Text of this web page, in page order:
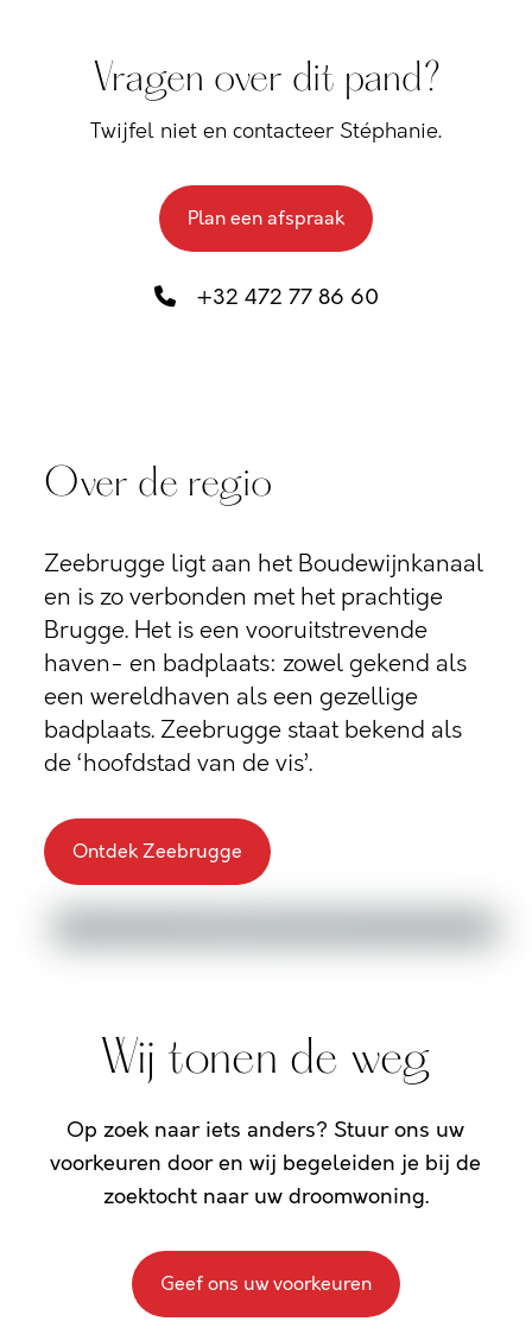
Vragen over dit pand?
Twijfel niet en contacteer Stéphanie.
Plan een afspraak
+32 472 77 86 60
Over de regio
Zeebrugge ligt aan het Boudewijnkanaal
en is zo verbonden met het prachtige
Brugge. Het is een vooruitstrevende
haven- en badplaats: zowel gekend als
een wereldhaven als een gezellige
badplaats. Zeebrugge staat bekend als
de ‘hoofdstad van de vis’.
Ontdek Zeebrugge
Wij tonen de weg
Op zoek naar iets anders? Stuur ons uw
voorkeuren door en wij begeleiden je bij de
zoektocht naar uw droomwoning.
Geef ons uw voorkeuren